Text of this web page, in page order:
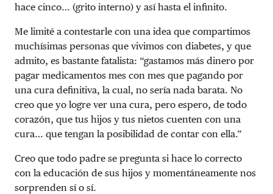
hace cinco… (grito interno) y así hasta el infinito.
Me limité a contestarle con una idea que compartimos
muchísimas personas que vivimos con diabetes, y que
admito, es bastante fatalista: “gastamos más dinero por
pagar medicamentos mes con mes que pagando por
una cura definitiva, la cual, no sería nada barata. No
creo que yo logre ver una cura, pero espero, de todo
corazón, que tus hijos y tus nietos cuenten con una
cura… que tengan la posibilidad de contar con ella.”
Creo que todo padre se pregunta si hace lo correcto
con la educación de sus hijos y momentáneamente nos
sorprenden sí o sí.